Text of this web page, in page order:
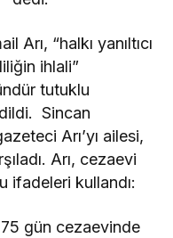
Arı, “halkı yanıltıcı
ihlali”
tutuklu
Sincan
Arı’yı ailesi,
Arı, cezaevi
ifadeleri kullandı:
gün cezaevinde